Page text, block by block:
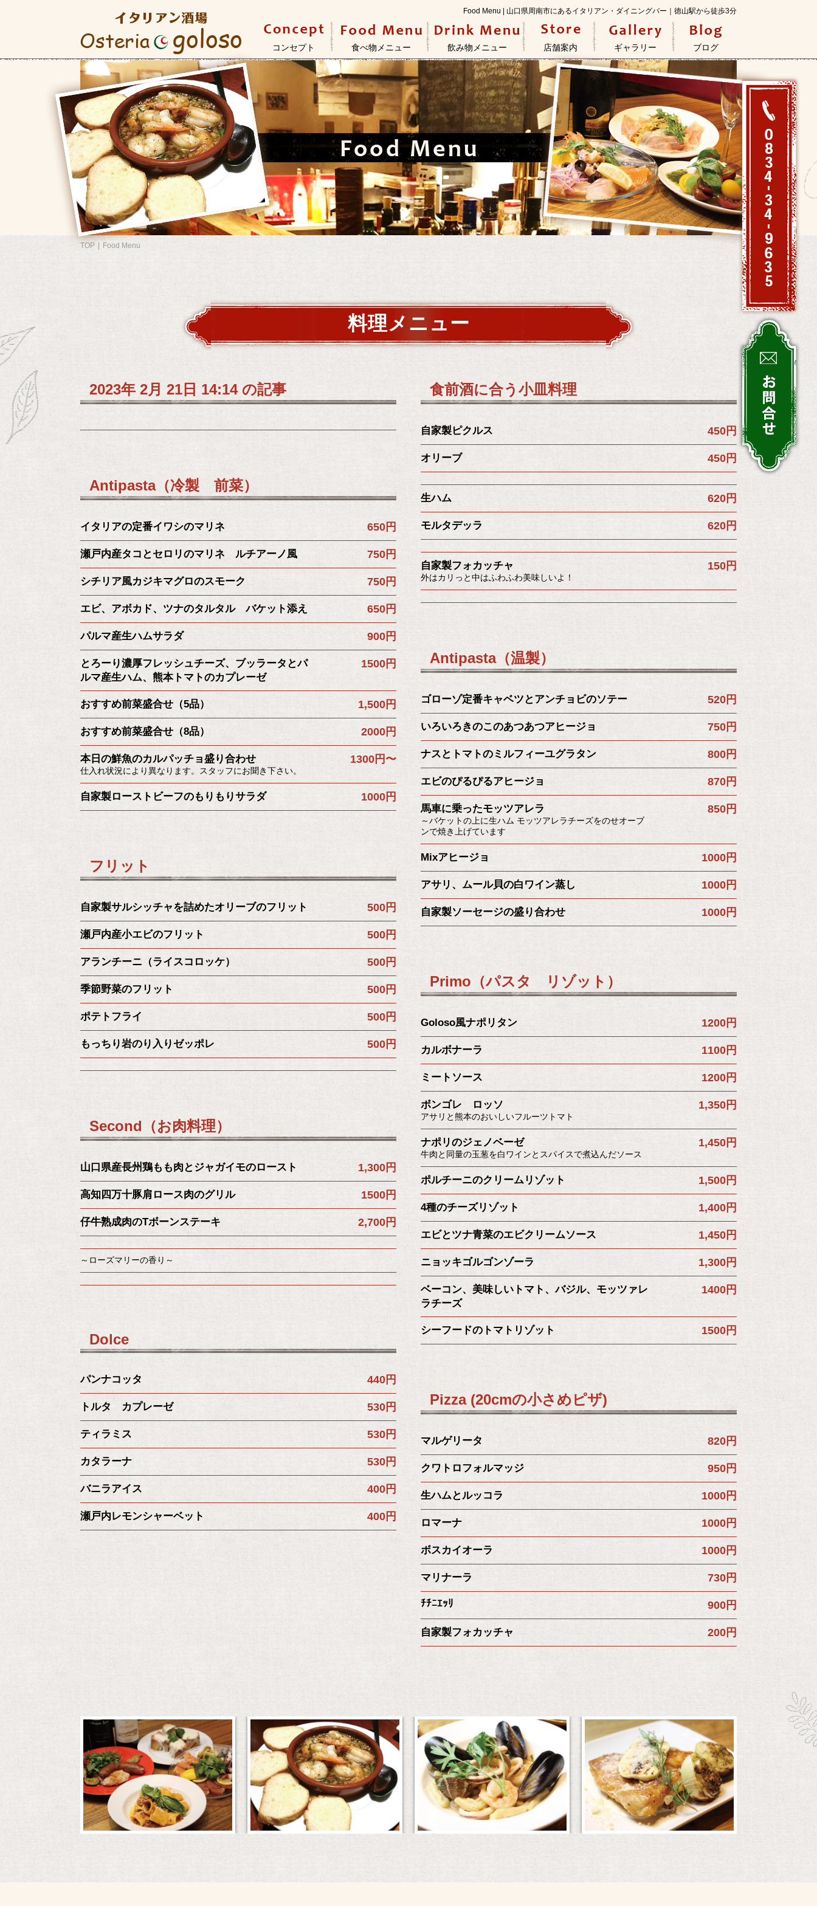
Food Menu | 山口県周南市にあるイタリアン・ダイニングバー｜徳山駅から徒歩3分
コンセプト 食べ物メニュー 飲み物メニュー 店舗案内 ギャラリー ブログ
TOP Food Menu
料理メニュー
2023年 2月 21日 14:14 の記事 食前酒に合う小皿料理
自家製ピクルス 450円
オリーブ 450円
生ハム 620円
モルタデッラ 620円
自家製フォカッチャ
外はカリっと中はふわふわ美味しいよ！
150円
Antipasta（冷製 前菜）
イタリアの定番イワシのマリネ 650円
瀬戸内産タコとセロリのマリネ ルチアーノ風 750円
シチリア風カジキマグロのスモーク 750円
エビ、アボカド、ツナのタルタル バケット添え 650円
パルマ産生ハムサラダ 900円
とろーり濃厚フレッシュチーズ、ブッラータとパ
ルマ産生ハム、熊本トマトのカプレーゼ
1500円
おすすめ前菜盛合せ（5品） 1,500円
おすすめ前菜盛合せ（8品） 2000円
本日の鮮魚のカルパッチョ盛り合わせ
仕入れ状況により異なります。スタッフにお聞き下さい。
1300円〜
自家製ローストビーフのもりもりサラダ 1000円
Antipasta（温製）
ゴローゾ定番キャベツとアンチョビのソテー 520円
いろいろきのこのあつあつアヒージョ 750円
ナスとトマトのミルフィーユグラタン 800円
エビのぴるぴるアヒージョ 870円
馬車に乗ったモッツアレラ
～バケットの上に生ハム モッツアレラチーズをのせオーブ
ンで焼き上げています
850円
Mixアヒージョ 1000円
アサリ、ムール貝の白ワイン蒸し 1000円
自家製ソーセージの盛り合わせ 1000円
フリット
自家製サルシッチャを詰めたオリーブのフリット 500円
瀬戸内産小エビのフリット 500円
アランチーニ（ライスコロッケ） 500円
季節野菜のフリット 500円
ポテトフライ 500円
もっちり岩のり入りゼッポレ 500円
Primo（パスタ リゾット）
Goloso風ナポリタン 1200円
カルボナーラ 1100円
ミートソース 1200円
ボンゴレ ロッソ
アサリと熊本のおいしいフルーツトマト
1,350円
ナポリのジェノベーゼ
牛肉と同量の玉葱を白ワインとスパイスで煮込んだソース
1,450円
ポルチーニのクリームリゾット 1,500円
4種のチーズリゾット 1,400円
エビとツナ青菜のエビクリームソース 1,450円
ニョッキゴルゴンゾーラ 1,300円
ベーコン、美味しいトマト、バジル、モッツァレ
ラチーズ
1400円
シーフードのトマトリゾット 1500円
Second（お肉料理）
山口県産長州鶏もも肉とジャガイモのロースト 1,300円
高知四万十豚肩ロース肉のグリル 1500円
仔牛熟成肉のTボーンステーキ 2,700円
～ローズマリーの香り～
Dolce
パンナコッタ 440円
トルタ カプレーゼ 530円
ティラミス 530円
カタラーナ 530円
バニラアイス 400円
瀬戸内レモンシャーベット 400円
Pizza (20cmの小さめピザ)
マルゲリータ 820円
クワトロフォルマッジ 950円
生ハムとルッコラ 1000円
ロマーナ 1000円
ボスカイオーラ 1000円
マリナーラ 730円
ﾁﾁﾆｴｯﾘ 900円
自家製フォカッチャ 200円